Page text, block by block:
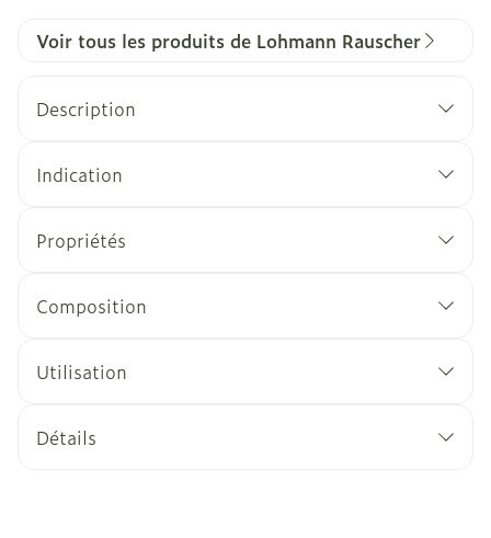
Voir tous les produits de Lohmann Rauscher
Description
Indication
Propriétés
Composition
Utilisation
Détails